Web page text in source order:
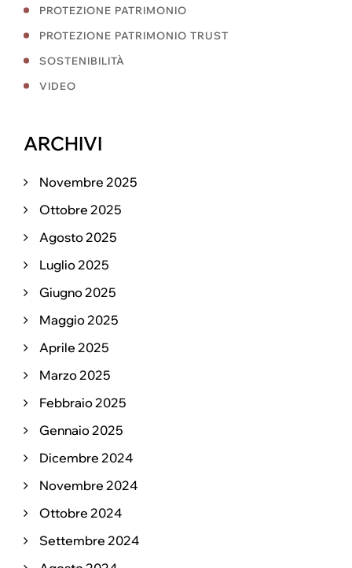
PROTEZIONE PATRIMONIO
PROTEZIONE PATRIMONIO TRUST
SOSTENIBILITÀ
VIDEO
ARCHIVI
Novembre 2025
Ottobre 2025
Agosto 2025
Luglio 2025
Giugno 2025
Maggio 2025
Aprile 2025
Marzo 2025
Febbraio 2025
Gennaio 2025
Dicembre 2024
Novembre 2024
Ottobre 2024
Settembre 2024